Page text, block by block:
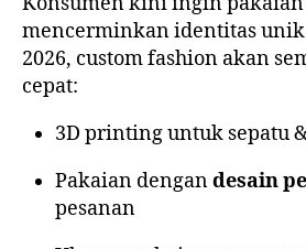
mencerminkan identitas
2026, custom fashion akan
cepat:
3D printing untuk sepatu
Pakaian dengandesain
pesanan